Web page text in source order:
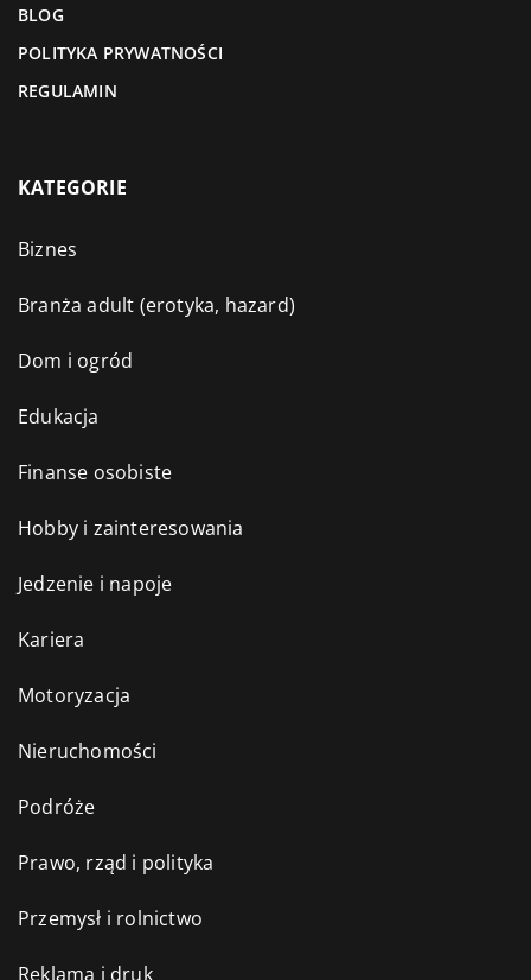
BLOG
POLITYKA PRYWATNOŚCI
REGULAMIN
KATEGORIE
Biznes
Branża adult (erotyka, hazard)
Dom i ogród
Edukacja
Finanse osobiste
Hobby i zainteresowania
Jedzenie i napoje
Kariera
Motoryzacja
Nieruchomości
Podróże
Prawo, rząd i polityka
Przemysł i rolnictwo
Reklama i druk